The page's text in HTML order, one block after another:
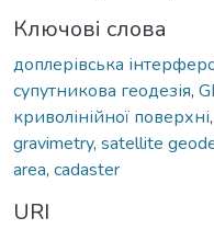
Ключові слова
доплерівська
супутникова геодезія,
криволінійної поверхні,
gravimetry, satellite
area, cadaster
URI